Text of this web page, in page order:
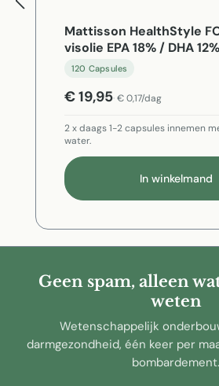
Mattisson HealthStyle
visolie EPA 18% / DHA
Capsules
120 Capsules
€ 19,95 € 0,17/dag
2 x daags 1-2 capsules innemen
water.
In winkelmand
Geen spam, alleen
weten
Wetenschappelijk
darmgezondheid, één keer per
bombardement.